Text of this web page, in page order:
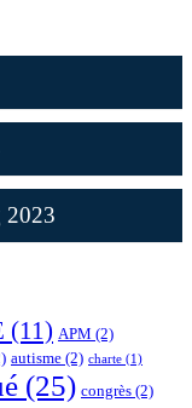
2023
(11) APM (2)
autisme (2) charte (1)
(25) congrès (2)